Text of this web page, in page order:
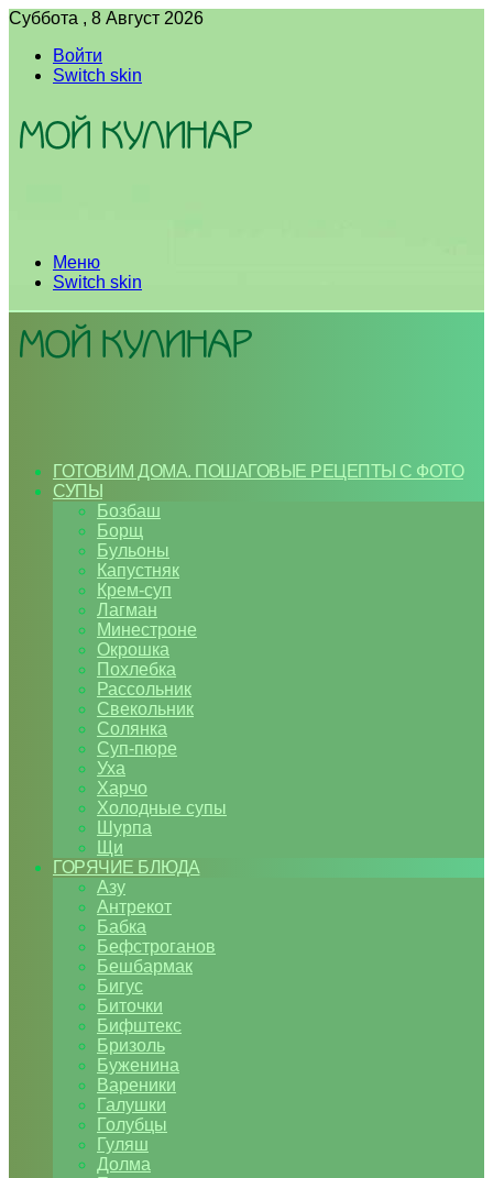
Суббота , 8 Август 2026
Войти
Switch skin
Меню
Switch skin
ГОТОВИМ ДОМА. ПОШАГОВЫЕ РЕЦЕПТЫ С ФОТО
СУПЫ
Бозбаш
Борщ
Бульоны
Капустняк
Крем-суп
Лагман
Минестроне
Окрошка
Похлебка
Рассольник
Свекольник
Солянка
Суп-пюре
Уха
Харчо
Холодные супы
Шурпа
Щи
ГОРЯЧИЕ БЛЮДА
Азу
Антрекот
Бабка
Бефстроганов
Бешбармак
Бигус
Биточки
Бифштекс
Бризоль
Буженина
Вареники
Галушки
Голубцы
Гуляш
Долма